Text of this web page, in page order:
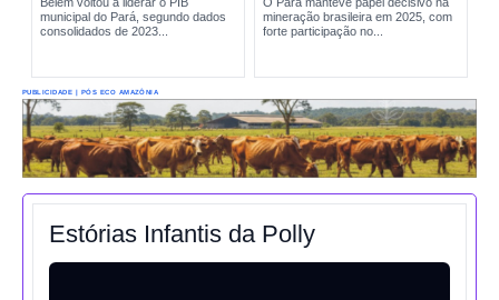
economia
municipal do Pará, segundo dados
consolidados de 2023...
mineração brasileira em 2025, com
forte participação no...
PUBLICIDADE | PÓS ECO AMAZÔNIA
Estórias Infantis da Polly